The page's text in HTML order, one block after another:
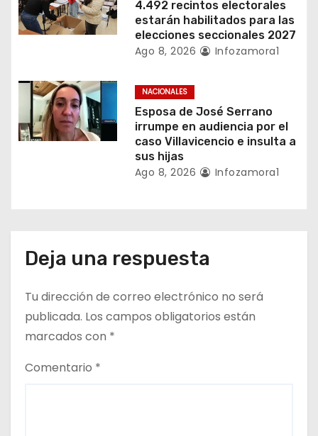
a
a
s
4.492 recintos electorales
estarán habilitados para las
elecciones seccionales 2027
Ago 8, 2026 Infozamora1
NACIONALES
Esposa de José Serrano
irrumpe en audiencia por el
caso Villavicencio e insulta a
sus hijas
Ago 8, 2026 Infozamora1
Deja una respuesta
Tu dirección de correo electrónico no será
publicada. Los campos obligatorios están
marcados con *
Comentario *